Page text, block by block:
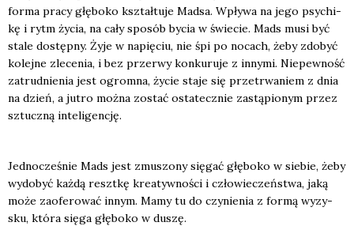
for­ma pra­cy głę­bo­ko kształ­tu­je Mad­sa. Wpły­wa na jego psy­chi­
kę i rytm życia, na cały spo­sób bycia w świe­cie. Mads musi być
sta­le dostęp­ny. Żyje w napię­ciu, nie śpi po nocach, żeby zdo­być
kolej­ne zle­ce­nia, i bez prze­rwy kon­ku­ru­je z inny­mi. Nie­pew­ność
zatrud­nie­nia jest ogrom­na, życie sta­je się prze­trwa­niem z dnia
na dzień, a jutro moż­na zostać osta­tecz­nie zastą­pio­nym przez
sztucz­ną inte­li­gen­cję.
Jed­no­cze­śnie Mads jest zmu­szo­ny się­gać głę­bo­ko w sie­bie, żeby
wydo­być każ­dą reszt­kę kre­atyw­no­ści i czło­wie­czeń­stwa, jaką
może zaofe­ro­wać innym. Mamy tu do czy­nie­nia z for­mą wyzy­
sku, któ­ra się­ga głę­bo­ko w duszę.